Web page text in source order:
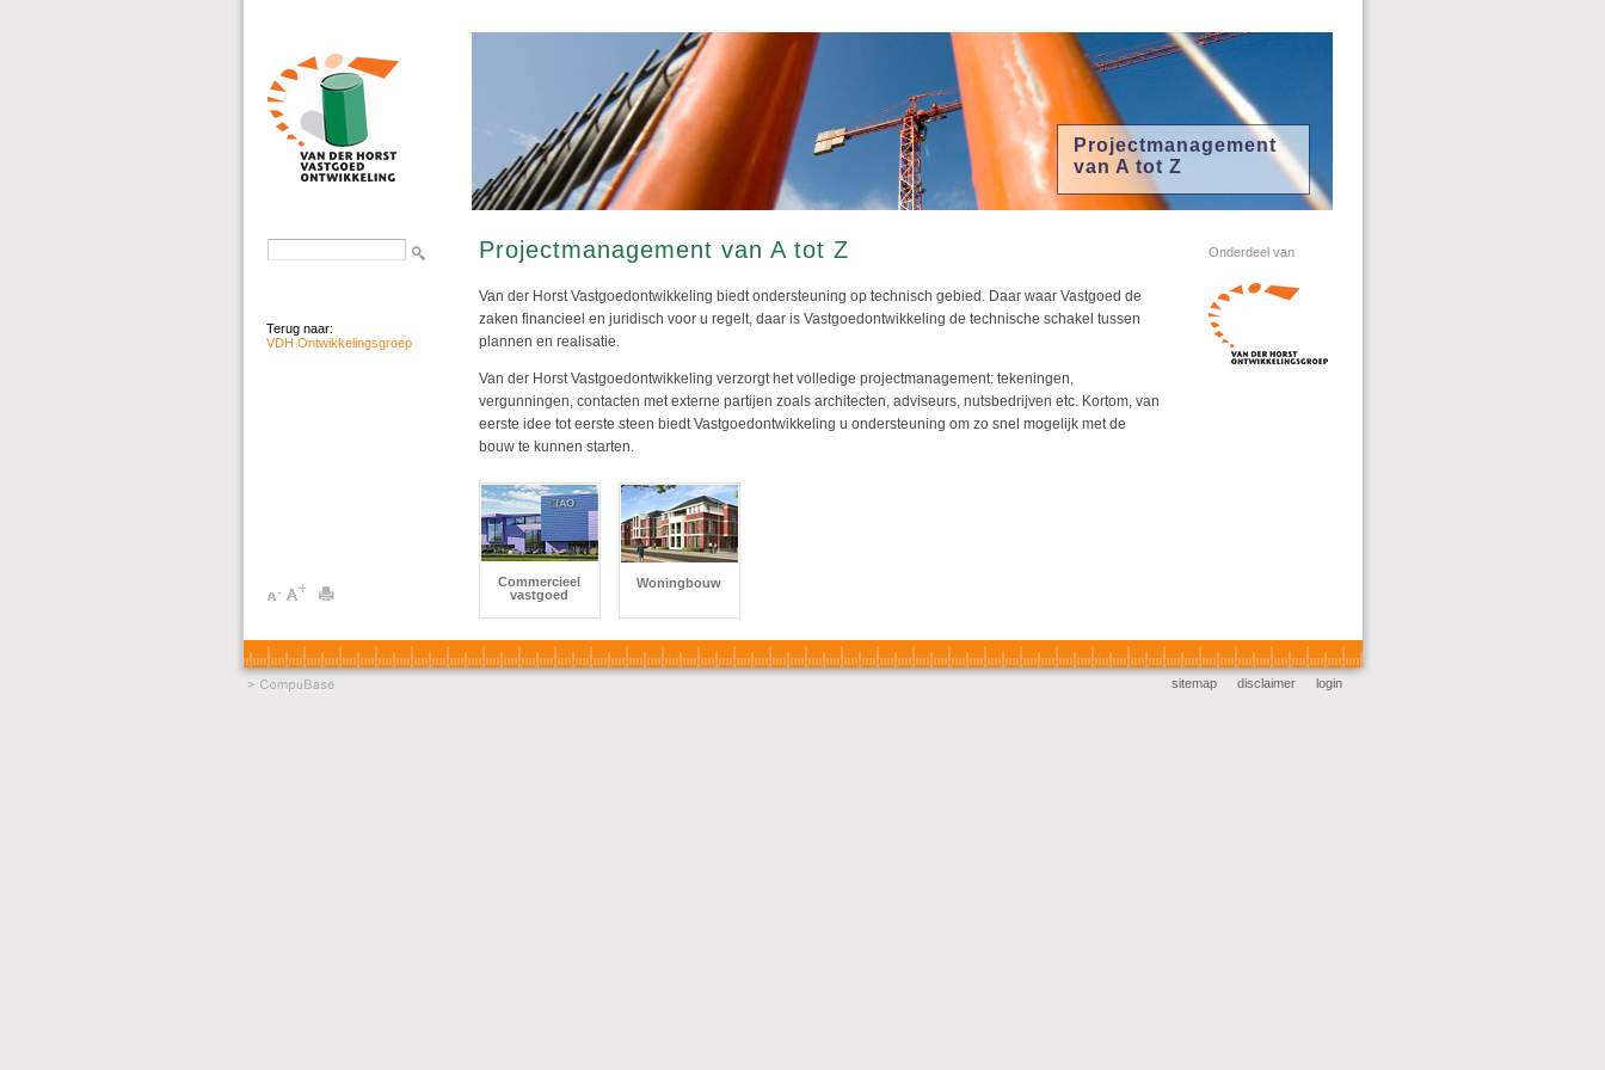
Projectmanagement
van A tot Z
Onderdeel van
Projectmanagement van A tot Z
Van der Horst Vastgoedontwikkeling biedt ondersteuning op technisch gebied. Daar waar Vastgoed de
zaken financieel en juridisch voor u regelt, daar is Vastgoedontwikkeling de technische schakel tussen
plannen en realisatie.
Van der Horst Vastgoedontwikkeling verzorgt het volledige projectmanagement: tekeningen,
vergunningen, contacten met externe partijen zoals architecten, adviseurs, nutsbedrijven etc. Kortom, van
eerste idee tot eerste steen biedt Vastgoedontwikkeling u ondersteuning om zo snel mogelijk met de
bouw te kunnen starten.
Commercieel
vastgoed
Woningbouw
Terug naar:
VDH Ontwikkelingsgroep
sitemap disclaimer login